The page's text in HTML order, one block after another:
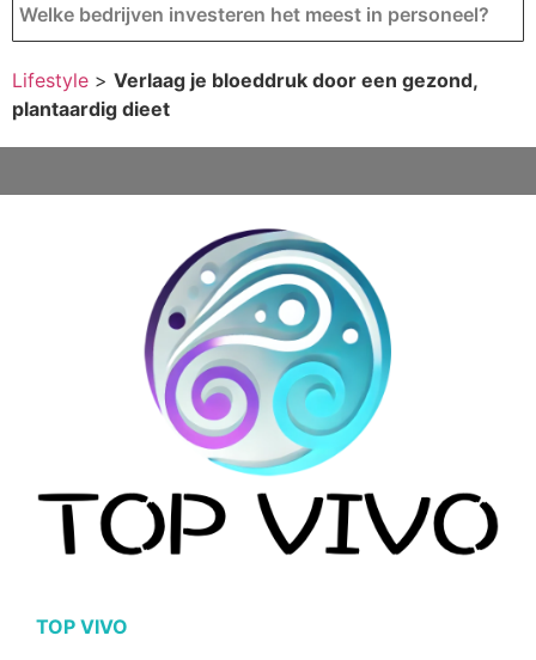
Welke bedrijven investeren het meest in personeel?
Lifestyle > Verlaag je bloeddruk door een gezond,
plantaardig dieet
TOP VIVO